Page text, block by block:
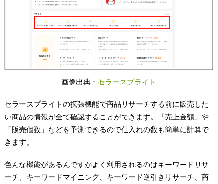
画像出典： セラースプライト
セラースプライトの拡張機能で商品リサーチする前に販売した
い商品の情報が全て確認することができます。「売上金額」や
「販売個数」などを予測できるので仕入れの数も簡単に計算で
きます。
色んな機能があるんですがよく利用されるのはキーワードリサ
ーチ、キーワードマイニング、キーワード逆引きリサーチ、商